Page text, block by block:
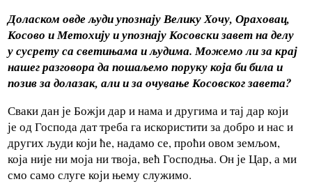
Доласком овде људи упознају Велику Хочу, Ораховац,
Косово и Метохију и упознају Косовски завет на делу
у сусрету са светињама и људима.Можемо ли за крај
нашег разговора да пошаљемо поруку која би била и
позив за долазак, али и за очување Косовског завета?
Сваки дан је Божји дар и нама и другима и тај дар који
је од Господа дат треба га искористити за добро и нас и
других људи који ће, надамо се, проћи овом земљом,
која није ни моја ни твоја, већ Господња. Он је Цар, а ми
смо само слуге који њему служимо.